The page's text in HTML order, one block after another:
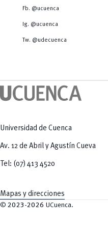
Tecnologías
Radio Universitaria
Sostenibilidad
Fb. @ucuenca
Ig. @ucuenca
Tw. @udecuenca
Universidad de Cuenca
Av. 12 de Abril y Agustín Cueva
Tel: (07) 413 4520
Mapas y direcciones
© 2023-2026 UCuenca.